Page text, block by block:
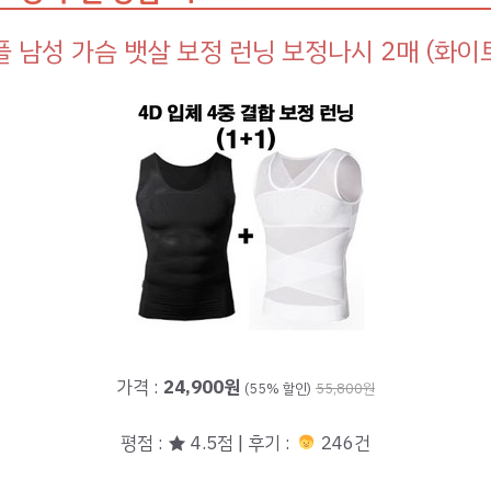
남성 가슴 뱃살 보정 런닝 보정나시 2매 (화이
가격 : 24,900원 (55% 할인) 55,800원
평점 : ★ 4.5점 | 후기 : 246건